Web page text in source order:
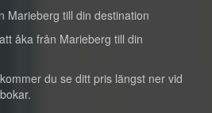
Marieberg till din destination
åka från Marieberg till din
du se ditt pris längst ner vid